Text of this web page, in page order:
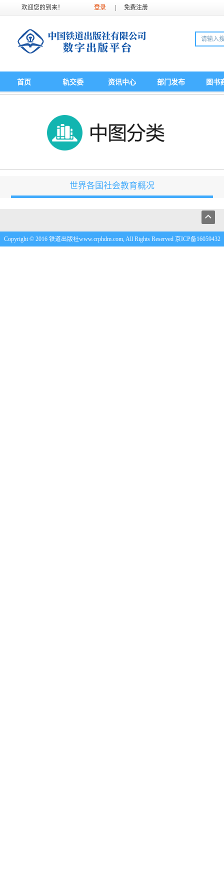
欢迎您的到来！ 登录 免费注册
首页 轨交委 资讯中心 部门发布 图书
世界各国社会教育概况
Copyright © 2016 铁道出版社www.crphdm.com, All Rights Reserved 京ICP备16059432